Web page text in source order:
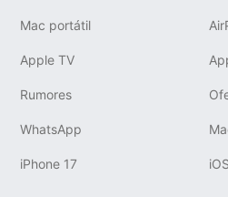
Mac portátil
Apple TV
Rumores
WhatsApp
iPhone 17